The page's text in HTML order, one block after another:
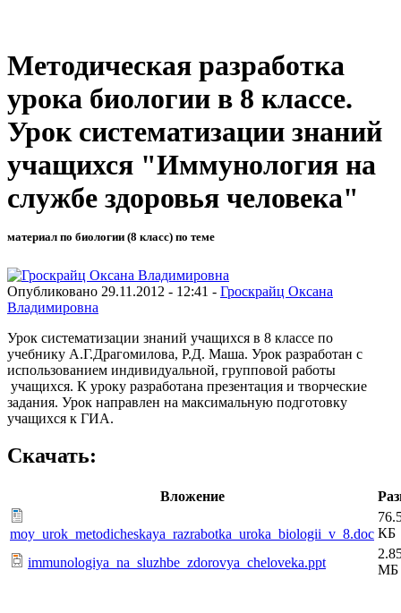
Методическая разработка
урока биологии в 8 классе.
Урок систематизации знаний
учащихся "Иммунология на
службе здоровья человека"
материал по биологии (8 класс) по теме
Опубликовано 29.11.2012 - 12:41 - Гроскрайц Оксана
Владимировна
Урок систематизации знаний учащихся в 8 классе по
учебнику А.Г.Драгомилова, Р.Д. Маша. Урок разработан с
использованием индивидуальной, групповой работы
учащихся. К уроку разработана презентация и творческие
задания. Урок направлен на максимальную подготовку
учащихся к ГИА.
Скачать:
Вложение
moy_urok_metodicheskaya_razrabotka_uroka_biologii_v_8.doc КБ
immunologiya_na_sluzhbe_zdorovya_cheloveka.ppt
МБ